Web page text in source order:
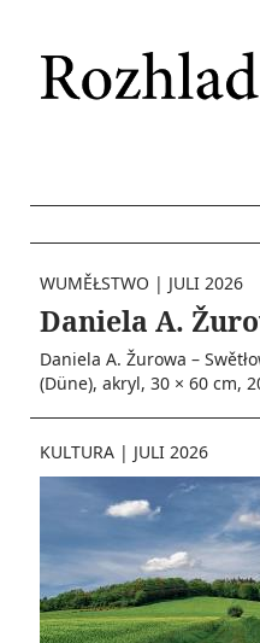
WUMĚŁSTWO | JULI 2026
Daniela A.
Daniela A. Žurowa –
(Düne), akryl, 30 × 60 cm,
KULTURA | JULI 2026